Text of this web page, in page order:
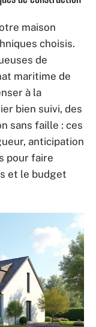
maison
choisis.
de
maritime de
à la
bien suivi, des
sans faille : ces
anticipation
pour faire
et le budget